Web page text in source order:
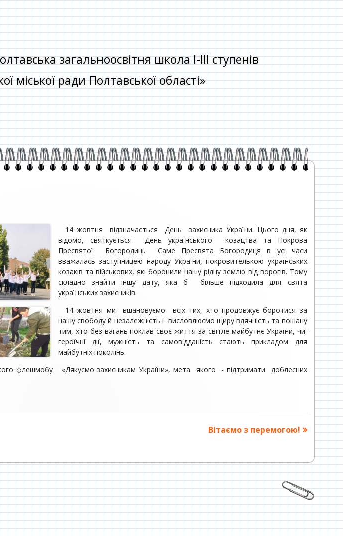
загальноосвітня школа І-ІІІ ступенів
міської ради Полтавської області»
14 жовтня відзначається День захисника України. Цього дня, як
відомо, святкується День українського козацтва та Покрова
Пресвятої Богородиці. Саме Пресвята Богородиця в усі часи
вважалась заступницею народу України, покровителькою українських
козаків та військових, які боронили нашу рідну землю від ворогів. Тому
складно знайти іншу дату, яка б більше підходила для свята
українських захисників.
14 жовтня ми вшановуємо всіх тих, хто продовжує боротися за
нашу свободу й незалежність і висловлюємо щиру вдячність та пошану
тим, хто без вагань поклав своє життя за світле майбутнє України, чиї
героїчні дії, мужність та самовідданість стають прикладом для
майбутніх поколінь.
флешмобу «Дякуємо захисникам України», мета якого - підтримати доблесних
Наступна
Вітаємо з перемогою!